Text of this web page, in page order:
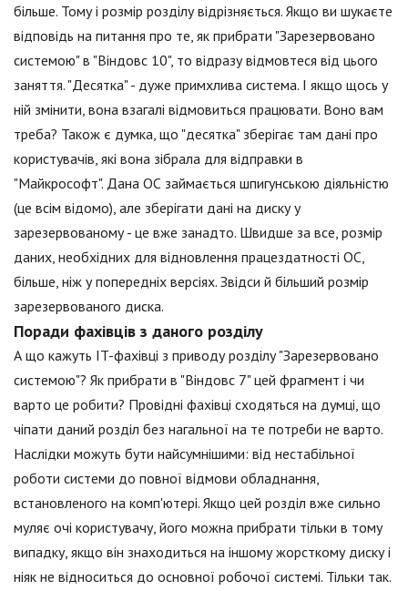
більше. Тому і розмір розділу відрізняється. Якщо ви шукаєте
відповідь на питання про те, як прибрати "Зарезервовано
системою" в "Віндовс 10", то відразу відмовтеся від цього
заняття. "Десятка" - дуже примхлива система. І якщо щось у
ній змінити, вона взагалі відмовиться працювати. Воно вам
треба? Також є думка, що "десятка" зберігає там дані про
користувачів, які вона зібрала для відправки в
"Майкрософт". Дана ОС займається шпигунською діяльністю
(це всім відомо), але зберігати дані на диску у
зарезервованому - це вже занадто. Швидше за все, розмір
даних, необхідних для відновлення працездатності ОС,
більше, ніж у попередніх версіях. Звідси й більший розмір
зарезервованого диска.
Поради фахівців з даного розділу
А що кажуть IT-фахівці з приводу розділу "Зарезервовано
системою"? Як прибрати в "Віндовс 7" цей фрагмент і чи
варто це робити? Провідні фахівці сходяться на думці, що
чіпати даний розділ без нагальної на те потреби не варто.
Наслідки можуть бути найсумнішими: від нестабільної
роботи системи до повної відмови обладнання,
встановленого на комп'ютері. Якщо цей розділ вже сильно
муляє очі користувачу, його можна прибрати тільки в тому
випадку, якщо він знаходиться на іншому жорсткому диску і
ніяк не відноситься до основної робочої системі. Тільки так.